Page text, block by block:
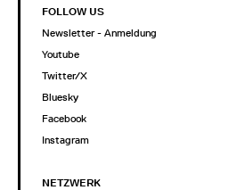
FOLLOW US
Newsletter - Anmeldung
Youtube
Twitter/X
Bluesky
Facebook
Instagram
NETZWERK